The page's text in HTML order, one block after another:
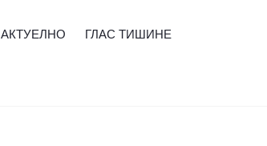
АКТУЕЛНО ГЛАС ТИШИНЕ